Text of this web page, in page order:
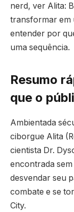
nerd, ver Alita:
transformar em
entender por
uma sequência.
Resumo
que o
Ambientada
ciborgue Alita
cientista Dr.
encontrada
desvendar seu
combate e se
City.